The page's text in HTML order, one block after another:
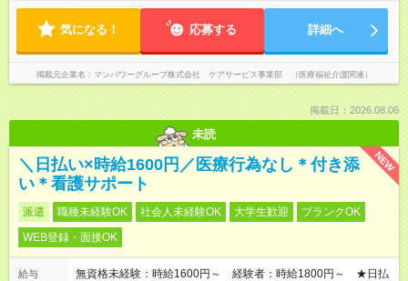
気になる！ 応募する 詳細へ
掲載元企業名 マンパワーグループ株式会社 ケアサービス事業部 （医療福祉介護関連）
掲載日：2026.08.06
未読
NEW
＼日払い×時給1600円／医療行為なし＊付き添
い＊看護サポート
派遣 職種未経験OK 社会人未経験OK 大学生歓迎
ブランクOK
WEB登録・面接OK
給与
無資格未経験：時給1600円～ 経験者：時給1800円～ ★日払